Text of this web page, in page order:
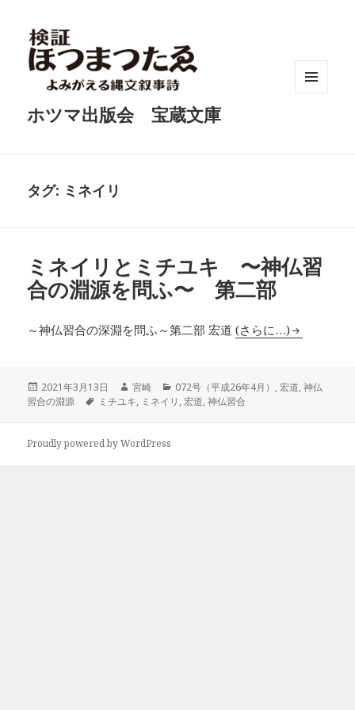
ホツマ出版会 宝蔵文庫
タグ: ミネイリ
ミネイリとミチユキ 〜神仏習
合の淵源を問ふ〜 第二部
～神仏習合の深淵を問ふ～第二部 宏道(さらに…)
投
稿
2021年3月13日
作
成
宮崎
カ
テ
072号（平成26年4月） ,宏道,神仏
習合の淵源
タ
ミチユキ, ミネイリ ,宏道,神仏習合
Proudly powered by WordPress